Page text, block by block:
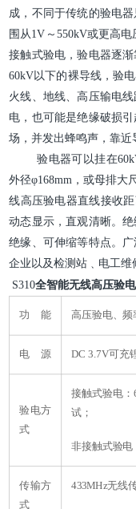
成，不同于传统的验电
围从1V～550kV或更高
接触式验电，验电器逐
60kV以下的裸导线，验
火线、地线、高压输电
电，也可能是绝缘破损
场，并发出蜂鸣声，靠近
验电器可以挂在60kV
外径φ168mm，或母排大
线高压验电器直线接收
动态显示，直观清晰。
绝缘、可伸缩等特点。
企业以及检测站﹑电工维
S310全智能无线高压验
功 能 高压验电、
电 源 DC 3.7V可充
验电方
式
接触式验电：
试；
非接触式验电
传输方
式
433MHz无线